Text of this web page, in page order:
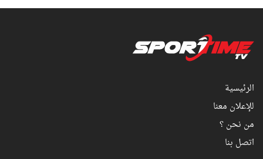
الرئيسية
للإعلان معنا
من نحن ؟
اتصل بنا